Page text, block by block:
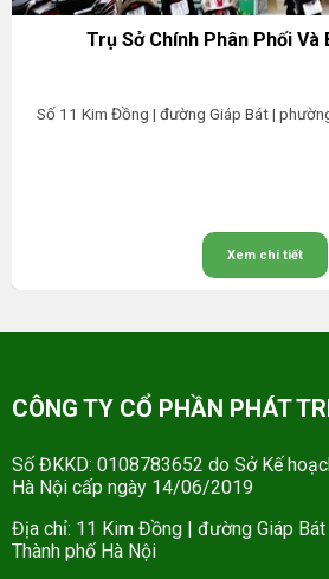
Trụ Sở Chính Phân Phối Và
Số 11 Kim Đồng | đường Giáp Bát |
Xem chi tiết
CÔNG TY CỔ PHẦN PHÁT
Số ĐKKD: 0108783652 do Sở Kế
Hà Nội cấp ngày 14/06/2019
Địa chỉ: 11 Kim Đồng | đường Giáp
Thành phố Hà Nội